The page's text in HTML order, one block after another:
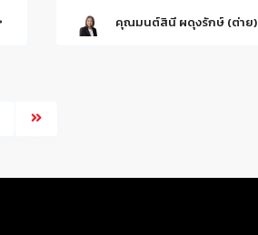
คุณมนต์สินี ผดุงรักษ์ (ต่าย)